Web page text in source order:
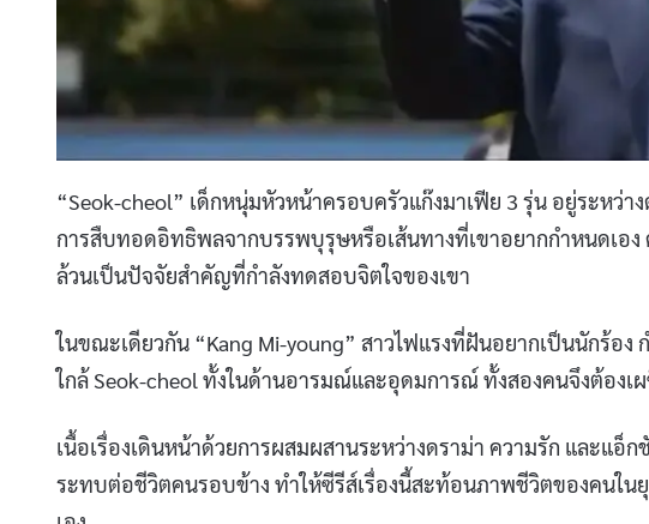
“Seok‑cheol” เด็กหนุ่มหัวหน้าครอบครัวแก๊งมาเฟีย 3 รุ่น อยู่ระหว่
การสืบทอดอิทธิพลจากบรรพบุรุษหรือเส้นทางที่เขาอยากกำหนดเอง
ล้วนเป็นปัจจัยสำคัญที่กำลังทดสอบจิตใจของเขา
ในขณะเดียวกัน “Kang Mi‑young” สาวไฟแรงที่ฝันอยากเป็นนักร้อง
ใกล้ Seok‑cheol ทั้งในด้านอารมณ์และอุดมการณ์ ทั้งสองคนจึงต้อ
เนื้อเรื่องเดินหน้าด้วยการผสมผสานระหว่างดราม่า ความรัก และแอ็
ระทบต่อชีวิตคนรอบข้าง ทำให้ซีรีส์เรื่องนี้สะท้อนภาพชีวิตของคนใน